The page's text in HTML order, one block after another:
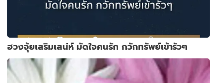
ฮวงจุ้ยเสริมเสน่ห์ มัดใจคนรัก กวักทรัพย์เข้ารัวๆ